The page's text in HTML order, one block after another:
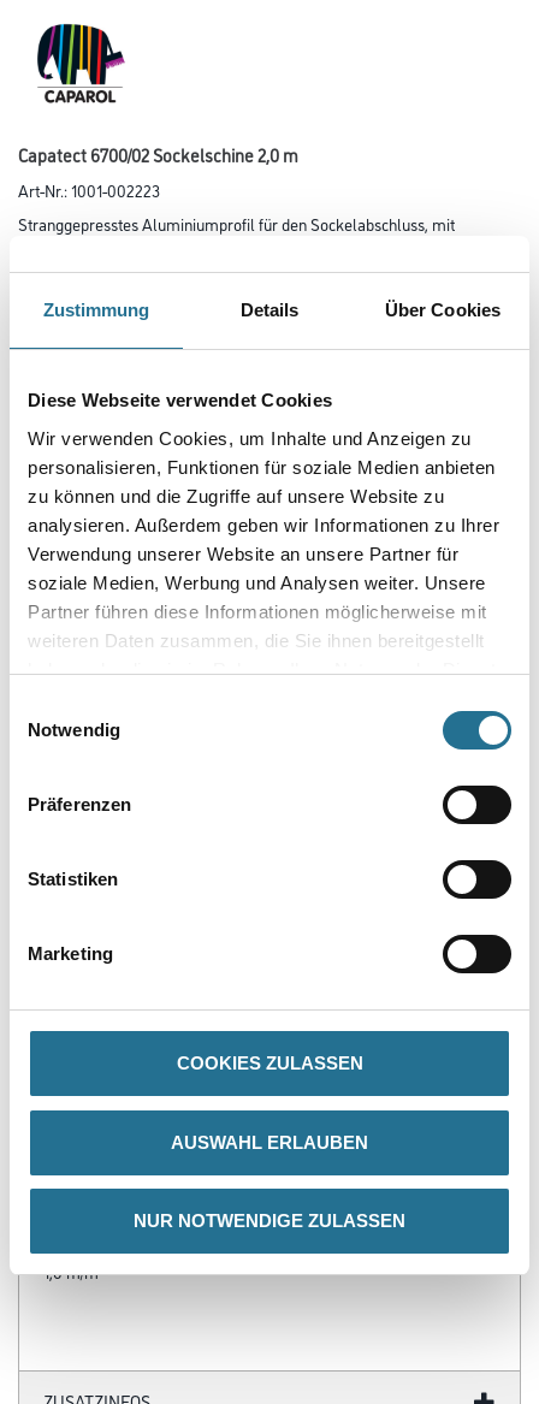
Zustimmung Details Über Cookies
Diese Webseite verwendet Cookies
Wir verwenden Cookies, um Inhalte und Anzeigen zu
personalisieren, Funktionen für soziale Medien anbieten
zu können und die Zugriffe auf unsere Website zu
analysieren. Außerdem geben wir Informationen zu Ihrer
Verwendung unserer Website an unsere Partner für
soziale Medien, Werbung und Analysen weiter. Unsere
Partner führen diese Informationen möglicherweise mit
weiteren Daten zusammen, die Sie ihnen bereitgestellt
haben oder die sie im Rahmen Ihrer Nutzung der Dienste
Notwendig
Präferenzen
Statistiken
Marketing
COOKIES ZULASSEN
AUSWAHL ERLAUBEN
NUR NOTWENDIGE ZULASSEN
Capatect 6700/02 Sockelschine 2,0 m
Art-Nr.:1001-002223
Stranggepresstes Aluminiumprofil für den Sockelabschluss, mit
Breite in centimeter
Gebinde
Umrechnungsfaktoren
sauberen Putzabschlüssen
- Stabile Ausbildung von Fugenflanken für z.B. Fugendichtbänder
- Einfache Verarbeitung
- Witterungs- und alterungsbeständig
- Integrierte Gewebefahne
1,0 m/m